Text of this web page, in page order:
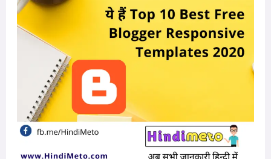
Best
Free
Blogger
Responsive
Templates
2020